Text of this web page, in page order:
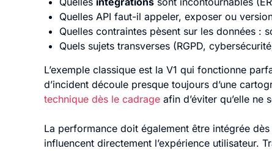
Quelles API faut-il appeler, exposer ou
Quelles contraintes pèsent sur les données :
Quels sujets transverses (RGPD,
L’exemple classique est la V1 qui fonctionne
d’incident découle presque toujours d’une
technique dès le cadrage afin d’éviter qu’elle ne
La performance doit également être intégrée
influencent directement l’expérience utilisateur.